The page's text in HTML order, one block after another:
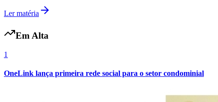
Ler matéria
Em Alta
1
OneLink lança primeira rede social para o setor condominial